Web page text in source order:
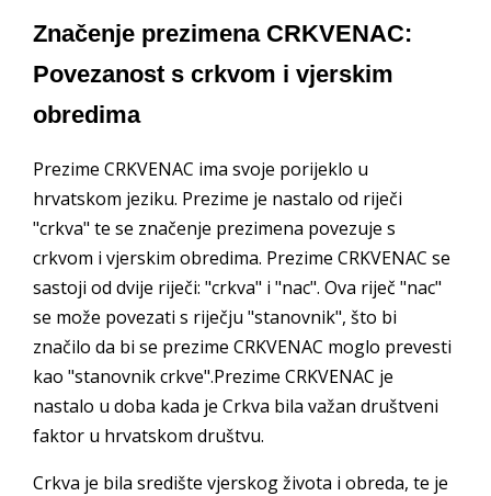
Značenje prezimena CRKVENAC:
Povezanost s crkvom i vjerskim
obredima
Prezime CRKVENAC ima svoje porijeklo u
hrvatskom jeziku. Prezime je nastalo od riječi
"crkva" te se značenje prezimena povezuje s
crkvom i vjerskim obredima. Prezime CRKVENAC se
sastoji od dvije riječi: "crkva" i "nac". Ova riječ "nac"
se može povezati s riječju "stanovnik", što bi
značilo da bi se prezime CRKVENAC moglo prevesti
kao "stanovnik crkve".Prezime CRKVENAC je
nastalo u doba kada je Crkva bila važan društveni
faktor u hrvatskom društvu.
Crkva je bila središte vjerskog života i obreda, te je